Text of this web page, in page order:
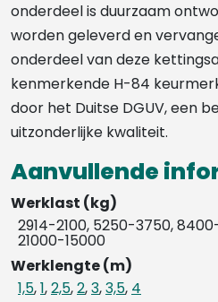
onderdeel is duurzaam
worden geleverd en
onderdeel van deze
kenmerkende H-84
door het Duitse DGUV, een
uitzonderlijke kwaliteit.
Aanvullende
Werklast (kg)
2914-2100, 5250-3750,
21000-15000
Werklengte (m)
1,5,1,2,5,2,3,3,5, 4